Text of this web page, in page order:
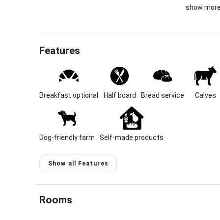
Lage &
Marktes
Komfort
show more
Features
Breakfast optional Half board Bread service Calves
Dog-friendly farm Self-made products
Show all Features
Rooms